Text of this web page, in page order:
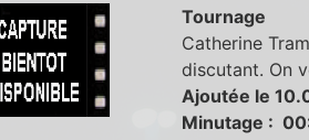
Tournage
Catherine
discutant. On
Ajoutée le
Minutage :